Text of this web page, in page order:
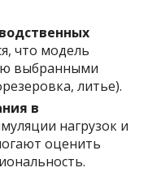
что модель
выбранными
литье).
в
нагрузок и
оценить